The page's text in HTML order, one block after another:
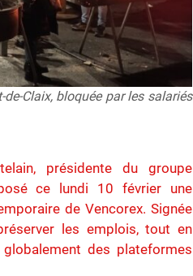
Claix, bloquée par les salariés
présidente du groupe
ce lundi 10 février une
de Vencorex. Signée
les emplois, tout en
des plateformes